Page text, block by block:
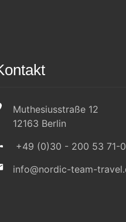
Muthesiusstraße 12
12163 Berlin
+49 (0)30 - 200 53 71-0
info@nordic-team-